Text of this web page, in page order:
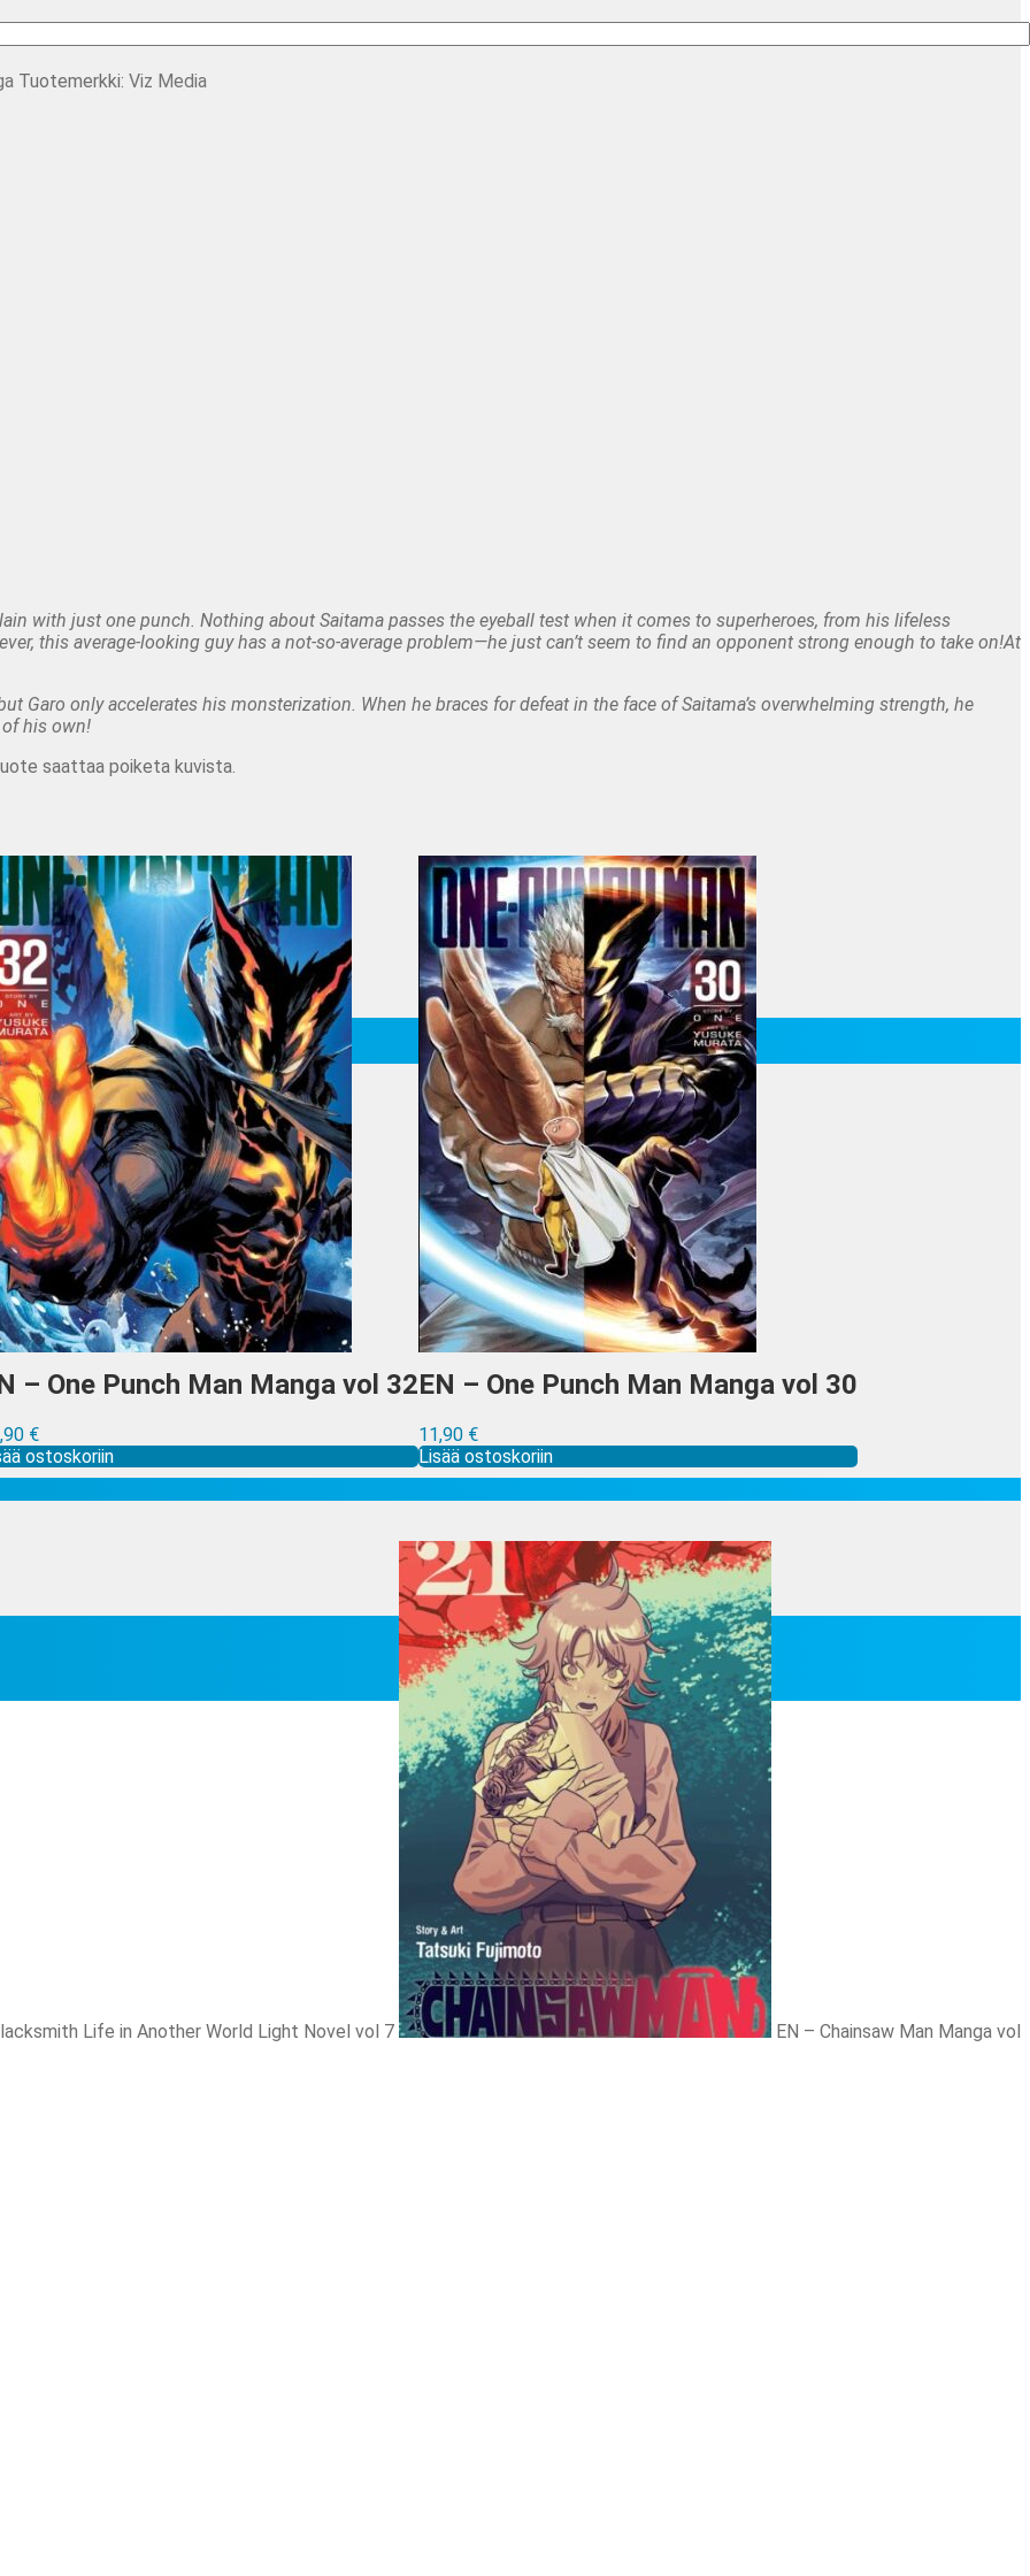
Tuotemerkki: Viz Media
with just one punch. Nothing about Saitama passes the eyeball test when it comes to superheroes, from his lifeless
this average-looking guy has a not-so-average problem—he just can’t seem to find an opponent strong enough to take on!At
Garo only accelerates his monsterization. When he braces for defeat in the face of Saitama’s overwhelming strength, he
of his own!
saattaa poiketa kuvista.
– One Punch Man Manga vol 32
€
ostoskoriin
EN – One Punch Man Manga vol 30
11,90 €
Lisää ostoskoriin
Life in Another World Light Novel vol 7
EN – Chainsaw Man Manga vol